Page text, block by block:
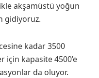
akşamüstü yoğun
gidiyoruz.
kadar 3500
için kapasite 4500’e
da oluyor.